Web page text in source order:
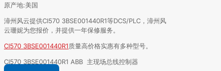
原产地:美国
漳州风云提供CI570 3BSE001440R1等DCS/PLC，漳州风
云珊妮为您报价，并提供一年保修服务。
CI570 3BSE001440R1质量高价格实惠有多种型号。
CI570 3BSE001440R1 ABB 主现场总线控制器